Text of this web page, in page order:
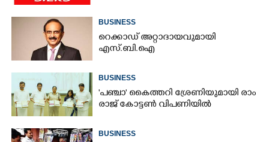
BUSINESS
റെക്കാഡ് അറ്റാദായവുമായി
എസ്.ബി.ഐ
BUSINESS
'​പ​ഞ്ചാ​'​ ​കൈ​ത്ത​റി​ ​ശ്രേ​ണി​യു​മാ​യി​ ​രാം​
രാ​ജ് ​കോ​ട്ടൺ വിപണിയിൽ
BUSINESS